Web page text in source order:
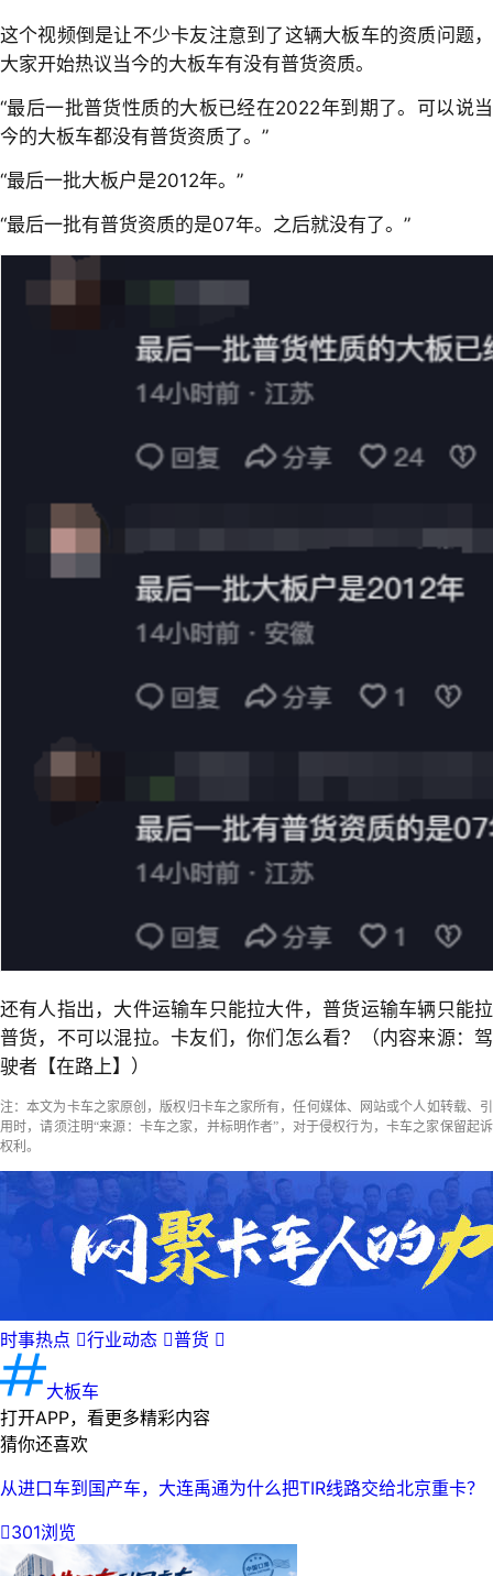
这个视频倒是让不少卡友注意到了这辆大板车的资质问题，
大家开始热议当今的大板车有没有普货资质。
“最后一批普货性质的大板已经在2022年到期了。可以说当
今的大板车都没有普货资质了。”
“最后一批大板户是2012年。”
“最后一批有普货资质的是07年。之后就没有了。”
还有人指出，大件运输车只能拉大件，普货运输车辆只能拉
普货，不可以混拉。卡友们，你们怎么看？（内容来源：驾
驶者【在路上】）
注：本文为卡车之家原创，版权归卡车之家所有，任何媒体、网站或个人如转载、引
用时，请须注明“来源：卡车之家，并标明作者”，对于侵权行为，卡车之家保留起诉
权利。
时事热点 行业动态 普货 
大板车
打开APP，看更多精彩内容
猜你还喜欢
从进口车到国产车，大连禹通为什么把TIR线路交给北京重卡？
301浏览